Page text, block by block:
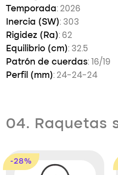
Temporada: 2026
Inercia (SW): 303
Rigidez (Ra): 62
Equilibrio (cm): 32.5
Patrón de cuerdas: 16/19
Perfil (mm): 24-24-24
04. Raquetas
-28%